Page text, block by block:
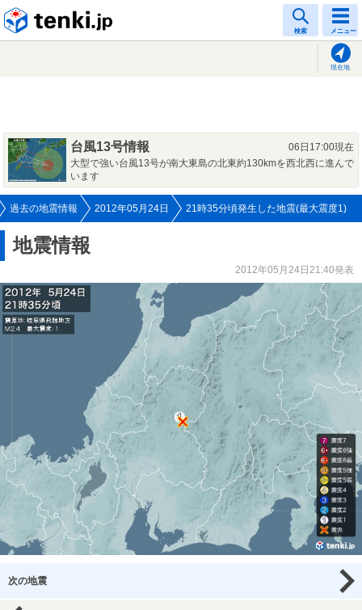
検索 メニュー
現在地
台風13号情報
06日17:00現在
大型で強い台風13号が南大東島の北東約130kmを西北西に進んで
います
過去の地震情報 2012年05月24日 21時35分頃発生した地震(最大震度1)
地震情報
2012年05月24日21:40発表
次の地震